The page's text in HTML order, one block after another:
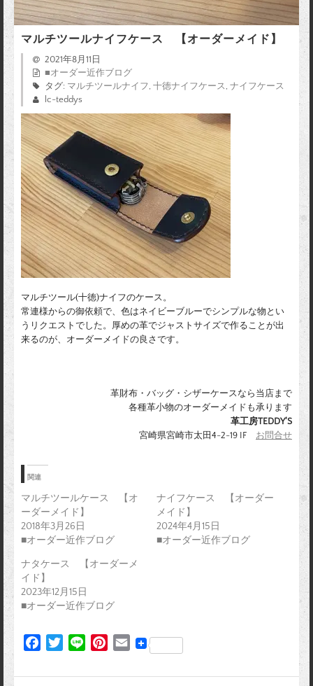
マルチツールナイフケース 【オーダーメイド】
2021年8月11日
■オーダー近作ブログ
タグ: マルチツールナイフ 十徳ナイフケース ナイフケース
lc-teddys
マルチツール(十徳)ナイフのケース。
常連様からの御依頼で、色はネイビーブルーでシンプルな物とい
うリクエストでした。厚めの革でジャストサイズで作ることが出
来るのが、オーダーメイドの良さです。
革財布・バッグ・シザーケースなら当店まで
各種革小物のオーダーメイドも承ります
革工房TEDDY’S
宮崎県宮崎市太田4-2-19 IF お問合せ
関連
マルチツールケース 【オ
ーダーメイド】
2018年3月26日
■オーダー近作ブログ
ナイフケース 【オーダー
メイド】
2024年4月15日
■オーダー近作ブログ
ナタケース 【オーダーメ
イド】
2023年12月15日
■オーダー近作ブログ
c
i
n
n
a